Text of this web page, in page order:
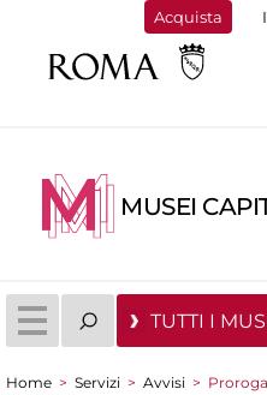
Acquista
MUSEI
TUTTI I
Home > Servizi > Avvisi >